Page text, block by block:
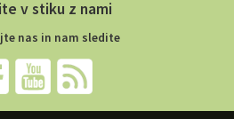
v stiku z nami
nas in nam sledite